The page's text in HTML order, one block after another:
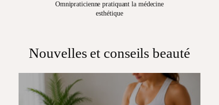
Omnipraticienne pratiquant la médecine
esthétique
Nouvelles et conseils beauté